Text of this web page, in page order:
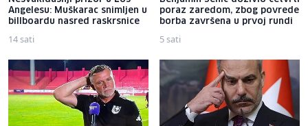
Angelesu: Muškarac snimljen u
billboardu nasred raskrsnice
14 sati
poraz zaredom, zbog povrede
borba završena u prvoj rundi
5 sati